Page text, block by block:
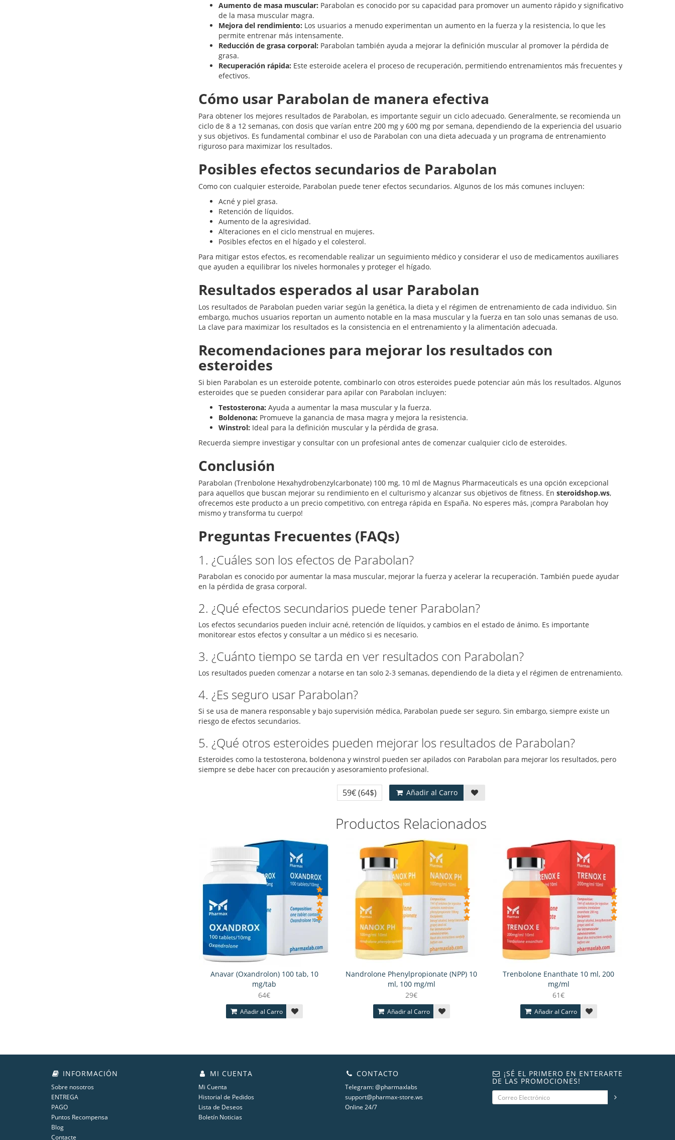
Aumento de masa muscular: Parabolan es conocido por su capacidad para promover un aumento rápido y significativo
de la masa muscular magra.
Mejora del rendimiento: Los usuarios a menudo experimentan un aumento en la fuerza y la resistencia, lo que les
permite entrenar más intensamente.
Reducción de grasa corporal: Parabolan también ayuda a mejorar la definición muscular al promover la pérdida de
grasa.
Recuperación rápida: Este esteroide acelera el proceso de recuperación, permitiendo entrenamientos más frecuentes y
efectivos.
Cómo usar Parabolan de manera efectiva
Para obtener los mejores resultados de Parabolan, es importante seguir un ciclo adecuado. Generalmente, se recomienda un
ciclo de 8 a 12 semanas, con dosis que varían entre 200 mg y 600 mg por semana, dependiendo de la experiencia del usuario
y sus objetivos. Es fundamental combinar el uso de Parabolan con una dieta adecuada y un programa de entrenamiento
riguroso para maximizar los resultados.
Posibles efectos secundarios de Parabolan
Como con cualquier esteroide, Parabolan puede tener efectos secundarios. Algunos de los más comunes incluyen:
Acné y piel grasa.
Retención de líquidos.
Aumento de la agresividad.
Alteraciones en el ciclo menstrual en mujeres.
Posibles efectos en el hígado y el colesterol.
Para mitigar estos efectos, es recomendable realizar un seguimiento médico y considerar el uso de medicamentos auxiliares
que ayuden a equilibrar los niveles hormonales y proteger el hígado.
Resultados esperados al usar Parabolan
Los resultados de Parabolan pueden variar según la genética, la dieta y el régimen de entrenamiento de cada individuo. Sin
embargo, muchos usuarios reportan un aumento notable en la masa muscular y la fuerza en tan solo unas semanas de uso.
La clave para maximizar los resultados es la consistencia en el entrenamiento y la alimentación adecuada.
Recomendaciones para mejorar los resultados con
esteroides
Si bien Parabolan es un esteroide potente, combinarlo con otros esteroides puede potenciar aún más los resultados. Algunos
esteroides que se pueden considerar para apilar con Parabolan incluyen:
Testosterona: Ayuda a aumentar la masa muscular y la fuerza.
Boldenona: Promueve la ganancia de masa magra y mejora la resistencia.
Winstrol: Ideal para la definición muscular y la pérdida de grasa.
Recuerda siempre investigar y consultar con un profesional antes de comenzar cualquier ciclo de esteroides.
Conclusión
Parabolan (Trenbolone Hexahydrobenzylcarbonate) 100 mg, 10 ml de Magnus Pharmaceuticals es una opción excepcional
para aquellos que buscan mejorar su rendimiento en el culturismo y alcanzar sus objetivos de fitness. En steroidshop.ws,
ofrecemos este producto a un precio competitivo, con entrega rápida en España. No esperes más, ¡compra Parabolan hoy
mismo y transforma tu cuerpo!
Preguntas Frecuentes (FAQs)
1. ¿Cuáles son los efectos de Parabolan?
Parabolan es conocido por aumentar la masa muscular, mejorar la fuerza y acelerar la recuperación. También puede ayudar
en la pérdida de grasa corporal.
2. ¿Qué efectos secundarios puede tener Parabolan?
Los efectos secundarios pueden incluir acné, retención de líquidos, y cambios en el estado de ánimo. Es importante
monitorear estos efectos y consultar a un médico si es necesario.
3. ¿Cuánto tiempo se tarda en ver resultados con Parabolan?
Los resultados pueden comenzar a notarse en tan solo 2-3 semanas, dependiendo de la dieta y el régimen de entrenamiento.
4. ¿Es seguro usar Parabolan?
Si se usa de manera responsable y bajo supervisión médica, Parabolan puede ser seguro. Sin embargo, siempre existe un
riesgo de efectos secundarios.
5. ¿Qué otros esteroides pueden mejorar los resultados de Parabolan?
Esteroides como la testosterona, boldenona y winstrol pueden ser apilados con Parabolan para mejorar los resultados, pero
siempre se debe hacer con precaución y asesoramiento profesional.
59€(64$) Añadir al Carro
Productos Relacionados
Anavar (Oxandrolon) 100 tab, 10
mg/tab
64€
Añadir al Carro
Nandrolone Phenylpropionate (NPP) 10
ml, 100 mg/ml
29€
Añadir al Carro
Trenbolone Enanthate 10 ml, 200
mg/ml
61€
Añadir al Carro
INFORMACIÓN
Sobre nosotros
ENTREGA
PAGO
Puntos Recompensa
Blog
Contacte
MI CUENTA
Mi Cuenta
Historial de Pedidos
Lista de Deseos
Boletín Noticias
CONTACTO
Telegram: @pharmaxlabs
support@pharmax-store.ws
Online 24/7
¡SÉ EL PRIMERO EN ENTERARTE
DE LAS PROMOCIONES!